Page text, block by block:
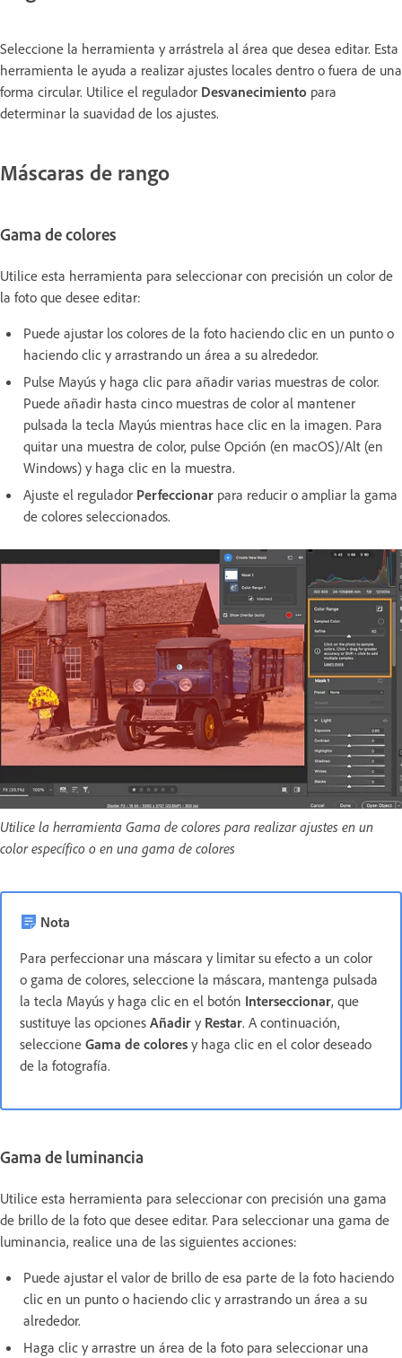
Seleccione la herramienta y arrástrela al área que desea editar. Esta
herramienta le ayuda a realizar ajustes locales dentro o fuera de una
forma circular. Utilice el regulador Desvanecimiento para
determinar la suavidad de los ajustes.
Máscaras de rango
Gama de colores
Utilice esta herramienta para seleccionar con precisión un color de
la foto que desee editar:
Puede ajustar los colores de la foto haciendo clic en un punto o
haciendo clic y arrastrando un área a su alrededor.
Pulse Mayús y haga clic para añadir varias muestras de color.
Puede añadir hasta cinco muestras de color al mantener
pulsada la tecla Mayús mientras hace clic en la imagen. Para
quitar una muestra de color, pulse Opción (en macOS)/Alt (en
Windows) y haga clic en la muestra.
Ajuste el regulador Perfeccionar para reducir o ampliar la gama
de colores seleccionados.
Utilice la herramienta Gama de colores para realizar ajustes en un
color específico o en una gama de colores
Nota
Para perfeccionar una máscara y limitar su efecto a un color
o gama de colores, seleccione la máscara, mantenga pulsada
la tecla Mayús y haga clic en el botón Interseccionar, que
sustituye las opciones Añadir y Restar. A continuación,
seleccione Gama de colores y haga clic en el color deseado
de la fotografía.
Gama de luminancia
Utilice esta herramienta para seleccionar con precisión una gama
de brillo de la foto que desee editar. Para seleccionar una gama de
luminancia, realice una de las siguientes acciones:
Puede ajustar el valor de brillo de esa parte de la foto haciendo
clic en un punto o haciendo clic y arrastrando un área a su
alrededor.
Haga clic y arrastre un área de la foto para seleccionar una